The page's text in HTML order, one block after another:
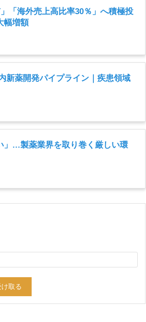
「海外売上高比率30％」へ積極投
幅増額
新薬開発パイプライン｜疾患領域
」…製薬業界を取り巻く厳しい環